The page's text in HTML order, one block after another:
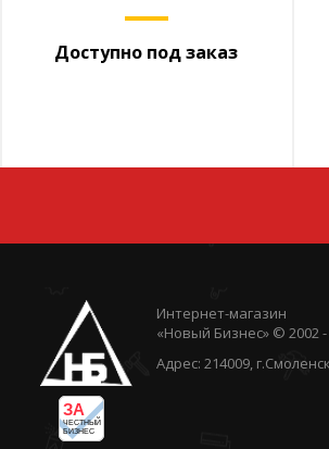
Доступно под заказ
ЗА
ЧЕСТНЫЙ
БИЗНЕС
Интернет-магазин
«Новый Бизнес» © 2002 -
Адрес: 214009,